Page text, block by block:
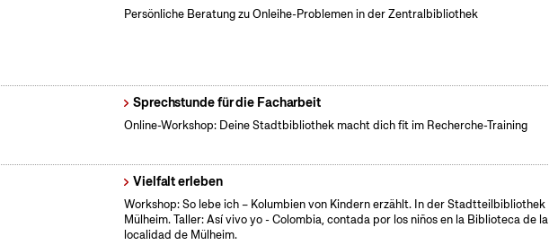
Persönliche Beratung zu Onleihe-Problemen in der Zentralbibliothek
Sprechstunde für die Facharbeit
Online-Workshop: Deine Stadtbibliothek macht dich fit im Recherche-Training
Vielfalt erleben
Workshop: So lebe ich – Kolumbien von Kindern erzählt. In der Stadtteilbibliothek
Mülheim. Taller: Así vivo yo - Colombia, contada por los niños en la Biblioteca de la
localidad de Mülheim.